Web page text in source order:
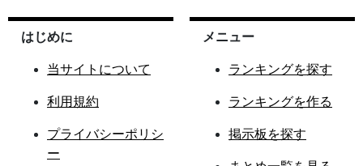
はじめに
当サイトについて
利用規約
プライバシーポリシ
ー
メニュー
ランキングを探す
ランキングを作る
掲示板を探す